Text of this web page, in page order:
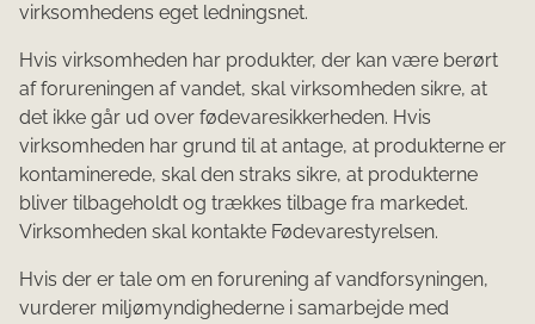
virksomhedens eget ledningsnet.
Hvis virksomheden har produkter, der kan være berørt
af forureningen af vandet, skal virksomheden sikre, at
det ikke går ud over fødevaresikkerheden. Hvis
virksomheden har grund til at antage, at produkterne er
kontaminerede, skal den straks sikre, at produkterne
bliver tilbageholdt og trækkes tilbage fra markedet.
Virksomheden skal kontakte Fødevarestyrelsen.
Hvis der er tale om en forurening af vandforsyningen,
vurderer miljømyndighederne i samarbejde med